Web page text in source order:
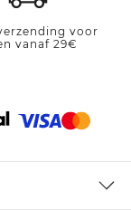
voor
vanaf 29€